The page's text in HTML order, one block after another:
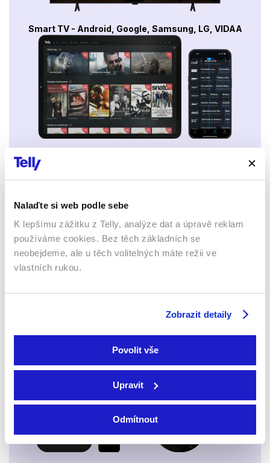
Nalaďte si web podle sebe
K lepšímu zážitku z Telly, analýze dat a úpravě reklam
používáme cookies. Bez těch základních se
neobejdeme, ale u těch volitelných máte režii ve
vlastních rukou.
Zobrazit detaily
Povolit vše
Upravit
Odmítnout
Smart TV - Android, Google, Samsung, LG, VIDAA